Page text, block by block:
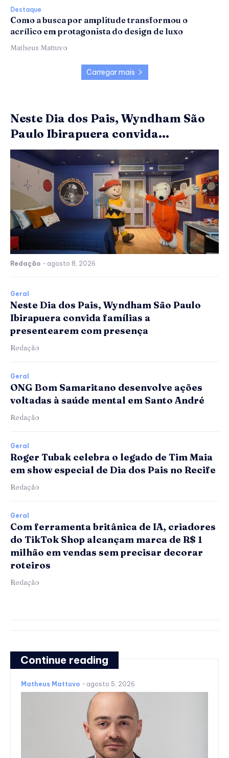
Destaque
Como a busca por amplitude transformou o
acrílico em protagonista do design de luxo
Matheus Mattuvo
Carregar mais
Neste Dia dos Pais, Wyndham São
Paulo Ibirapuera convida...
Redação - agosto 8, 2026
Geral
Neste Dia dos Pais, Wyndham São Paulo
Ibirapuera convida famílias a
presentearem com presença
Redação
Geral
ONG Bom Samaritano desenvolve ações
voltadas à saúde mental em Santo André
Redação
Geral
Roger Tubak celebra o legado de Tim Maia
em show especial de Dia dos Pais no Recife
Redação
Geral
Com ferramenta britânica de IA, criadores
do TikTok Shop alcançam marca de R$ 1
milhão em vendas sem precisar decorar
roteiros
Redação
Continue reading
Matheus Mattuvo - agosto 5, 2026